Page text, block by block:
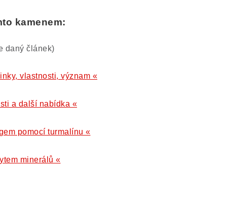
kamenem:
daný článek)
vlastnosti, význam «
a další nabídka «
pomocí turmalínu «
minerálů «